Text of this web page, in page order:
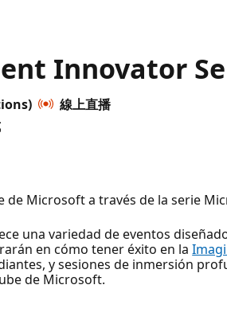
Innovator
線上直播
de Microsoft a través de la serie
una variedad de eventos
en cómo tener éxito en la
y sesiones de inmersión
de Microsoft.